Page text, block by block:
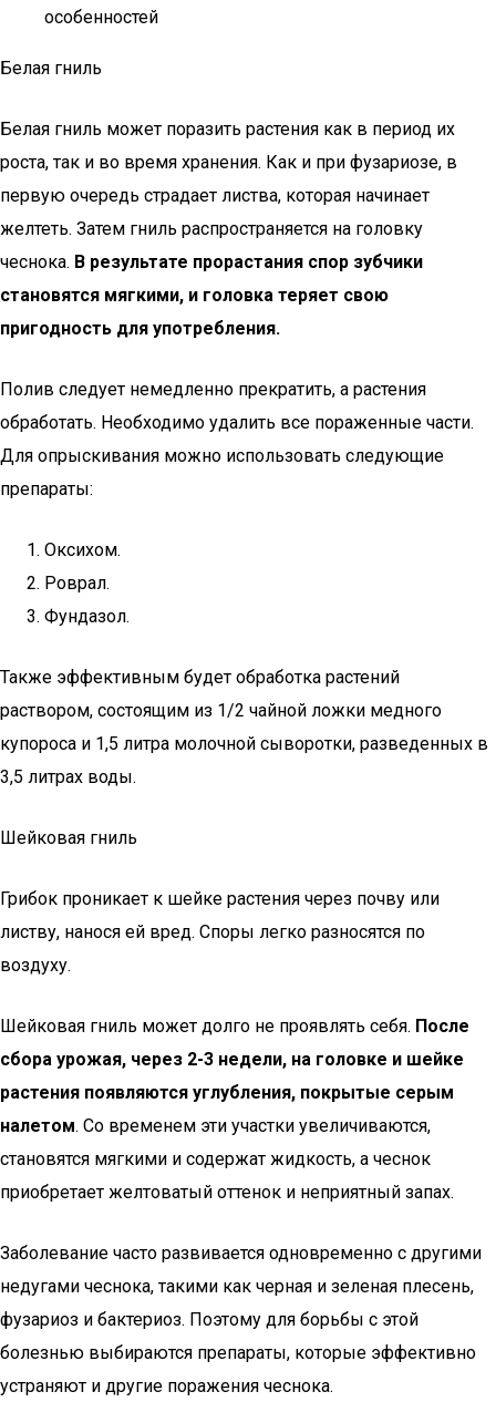
особенностей
Белая гниль
Белая гниль может поразить растения как в период их
роста, так и во время хранения. Как и при фузариозе, в
первую очередь страдает листва, которая начинает
желтеть. Затем гниль распространяется на головку
чеснока. В результате прорастания спор зубчики
становятся мягкими, и головка теряет свою
пригодность для употребления.
Полив следует немедленно прекратить, а растения
обработать. Необходимо удалить все пораженные части.
Для опрыскивания можно использовать следующие
препараты:
Оксихом.
Роврал.
Фундазол.
Также эффективным будет обработка растений
раствором, состоящим из 1/2 чайной ложки медного
купороса и 1,5 литра молочной сыворотки, разведенных в
3,5 литрах воды.
Шейковая гниль
Грибок проникает к шейке растения через почву или
листву, нанося ей вред. Споры легко разносятся по
воздуху.
Шейковая гниль может долго не проявлять себя. После
сбора урожая, через 2-3 недели, на головке и шейке
растения появляются углубления, покрытые серым
налетом. Со временем эти участки увеличиваются,
становятся мягкими и содержат жидкость, а чеснок
приобретает желтоватый оттенок и неприятный запах.
Заболевание часто развивается одновременно с другими
недугами чеснока, такими как черная и зеленая плесень,
фузариоз и бактериоз. Поэтому для борьбы с этой
болезнью выбираются препараты, которые эффективно
устраняют и другие поражения чеснока.